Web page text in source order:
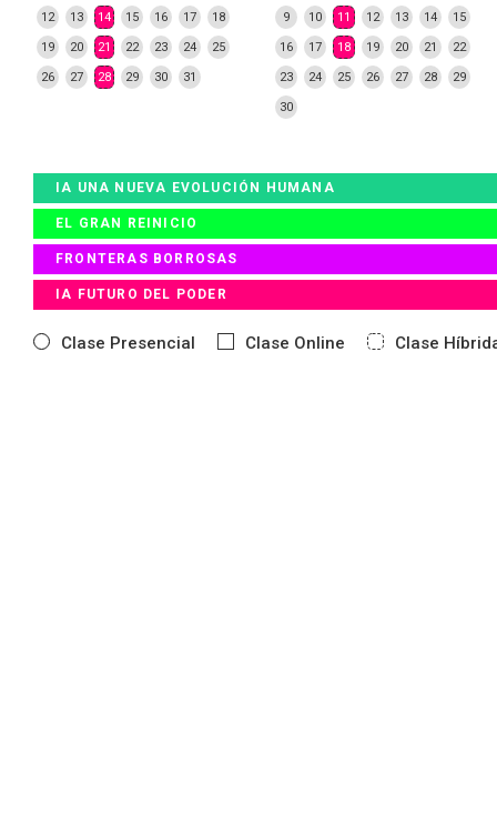
12 13 14 15 16 17 18
19 20 21 22 23 24 25
26 27 28 29 30 31
9 10 11 12 13 14 15
16 17 18 19 20 21 22
23 24 25 26 27 28 29
30
IA UNA NUEVA EVOLUCIÓN HUMANA
EL GRAN REINICIO
FRONTERAS BORROSAS
IA FUTURO DEL PODER
Clase Presencial Clase Online Clase